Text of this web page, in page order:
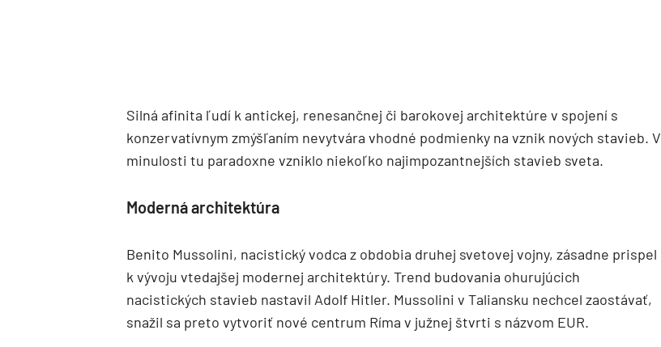
Silná afinita ľudí k antickej, renesančnej či barokovej architektúre v spojení s
konzervatívnym zmýšľaním nevytvára vhodné podmienky na vznik nových stavieb. V
minulosti tu paradoxne vzniklo niekoľko najimpozantnejších stavieb sveta.
Moderná architektúra
Benito Mussolini, nacistický vodca z obdobia druhej svetovej vojny, zásadne prispel
k vývoju vtedajšej modernej architektúry. Trend budovania ohurujúcich
nacistických stavieb nastavil Adolf Hitler. Mussolini v Taliansku nechcel zaostávať,
snažil sa preto vytvoriť nové centrum Ríma v južnej štvrti s názvom EUR.